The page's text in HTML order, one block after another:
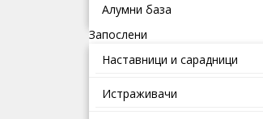
Алумни база
Запослени
Наставници и сарадници
Истраживачи